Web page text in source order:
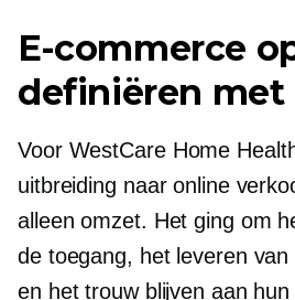
E-commerce
definiëren met
Voor WestCare Home
uitbreiding naar online
alleen omzet. Het ging om
de toegang, het leveren van
en het trouw blijven aan